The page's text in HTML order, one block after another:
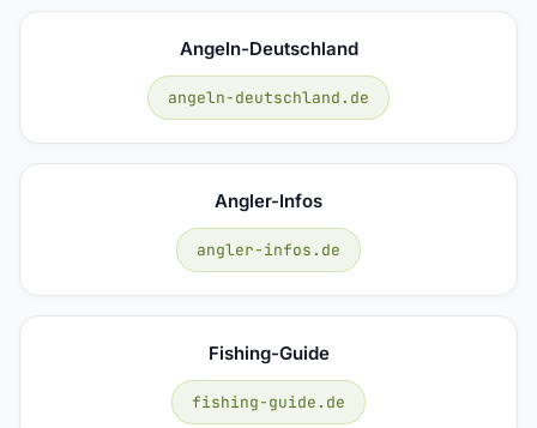
Angeln-Deutschland
angeln-deutschland.de
Angler-Infos
angler-infos.de
Fishing-Guide
fishing-guide.de